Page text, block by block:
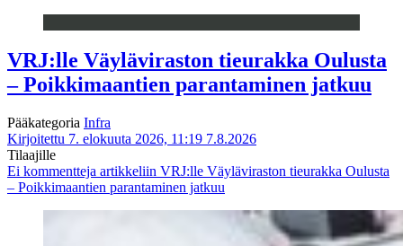
VRJ:lle Väyläviraston tieurakka Oulusta
– Poikkimaantien parantaminen jatkuu
Pääkategoria Infra
Kirjoitettu 7. elokuuta 2026, 11:19 7.8.2026
Tilaajille
Ei kommentteja artikkeliin VRJ:lle Väyläviraston tieurakka Oulusta
– Poikkimaantien parantaminen jatkuu